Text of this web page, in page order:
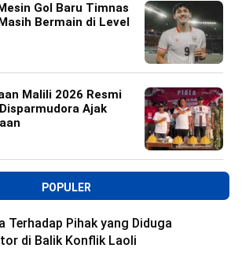
Gol Baru Timnas
Bermain di Level
Malili 2026 Resmi
Ajak
POPULER
Terhadap Pihak yang Diduga
di Balik Konflik Laoli